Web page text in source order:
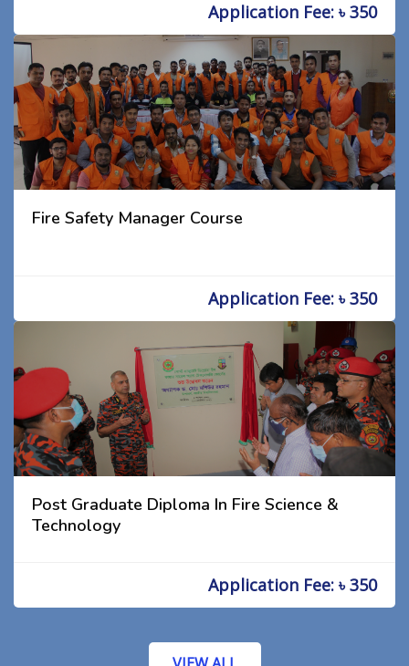
Application Fee: ৳ 350
Fire Safety Manager Course
Application Fee: ৳ 350
Post Graduate Diploma In Fire Science &
Technology
Application Fee: ৳ 350